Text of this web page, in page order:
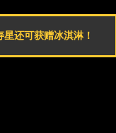
还可获赠冰淇淋！